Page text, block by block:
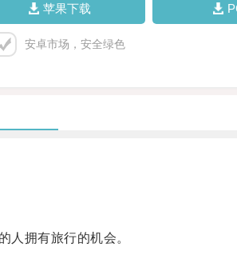
苹果下载
安卓市场，安全绿色
拥有旅行的机会。